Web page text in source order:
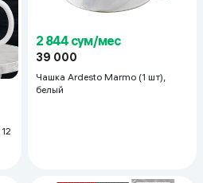
2 844 сум/мес
39 000
Чашка Ardesto Marmo (1 шт),
белый